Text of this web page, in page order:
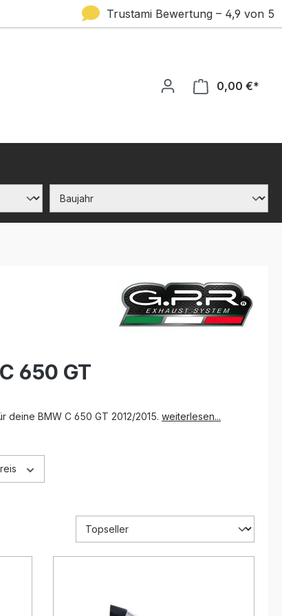
Trustami Bewertung – 4,9 von 5
0,00 €*
650 GT
deine BMW C 650 GT 2012/2015. weiterlesen...